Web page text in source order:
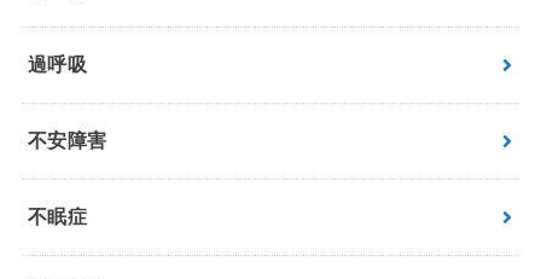
過呼吸
不安障害
不眠症